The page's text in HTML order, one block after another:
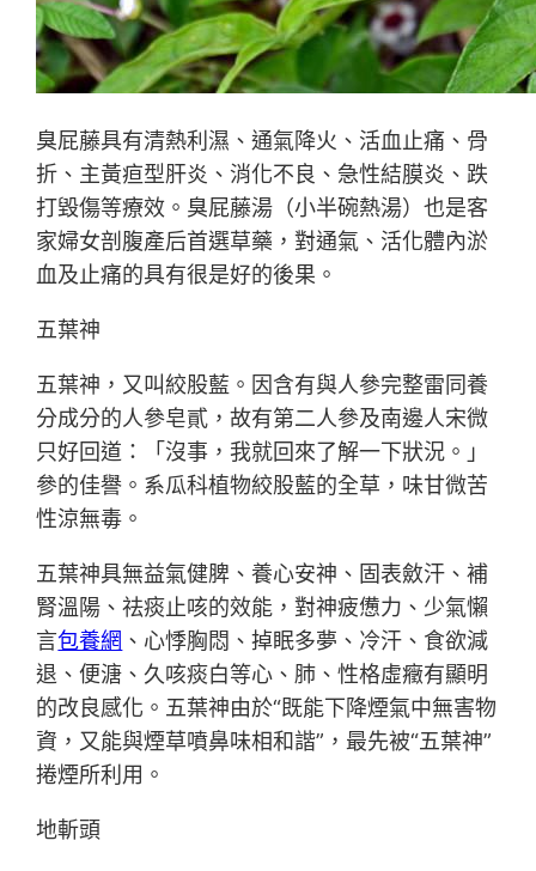
臭屁藤具有清熱利濕、通氣降火、活血止痛、骨
折、主黃疸型肝炎、消化不良、急性結膜炎、跌
打毀傷等療效。臭屁藤湯（小半碗熱湯）也是客
家婦女剖腹產后首選草藥，對通氣、活化體內淤
血及止痛的具有很是好的後果。
五葉神
五葉神，又叫絞股藍。因含有與人參完整雷同養
分成分的人參皂貳，故有第二人參及南邊人宋微
只好回道：「沒事，我就回來了解一下狀況。」
參的佳譽。系瓜科植物絞股藍的全草，味甘微苦
性涼無毒。
五葉神具無益氣健脾、養心安神、固表斂汗、補
腎溫陽、祛痰止咳的效能，對神疲憊力、少氣懶
言包養網 、心悸胸悶、掉眠多夢、冷汗、食欲減
退、便溏、久咳痰白等心、肺、性格虛癥有顯明
的改良感化。五葉神由於“既能下降煙氣中無害物
資，又能與煙草噴鼻味相和諧”，最先被“五葉神”
捲煙所利用。
地斬頭